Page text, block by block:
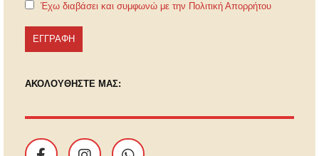
Έχω διαβάσει και συμφωνώ με την Πολιτική Απορρήτου
ΑΚΟΛΟΥΘΗΣΤΕ ΜΑΣ: